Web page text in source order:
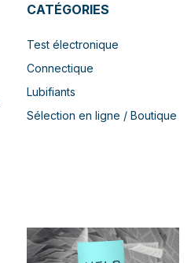
CATÉGORIES
Test électronique
Connectique
Lubifiants
Sélection en ligne / Boutique